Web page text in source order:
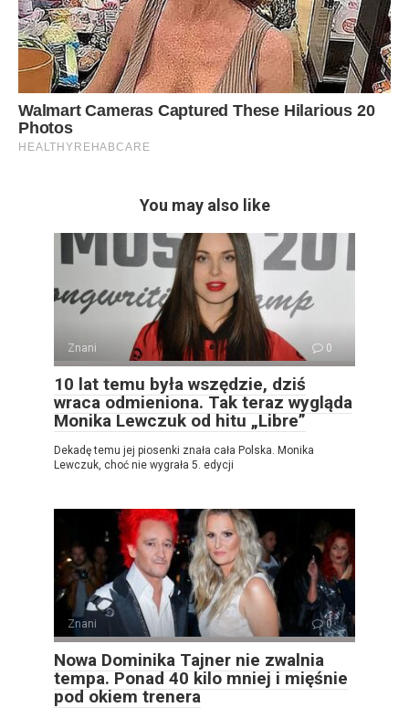
You may also like
Znani 0
10 lat temu była wszędzie, dziś
wraca odmieniona. Tak teraz wygląda
Monika Lewczuk od hitu „Libre”
Dekadę temu jej piosenki znała cała Polska. Monika
Lewczuk, choć nie wygrała 5. edycji
Znani 0
Nowa Dominika Tajner nie zwalnia
tempa. Ponad 40 kilo mniej i mięśnie
pod okiem trenera